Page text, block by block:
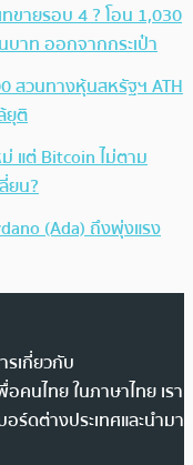
ขายรอบ 4 ? โอน 1,030
าท ออกจากกระเป๋า
สวนทางหุ้นสหรัฐฯ ATH
ยุติ
แต่ Bitcoin ไม่ตาม
ยน?
(Ada) ถึงพุ่งแรง
รเกี่ยวกับ
คนไทย ในภาษาไทย เรา
ร์ดต่างประเทศและนำมา